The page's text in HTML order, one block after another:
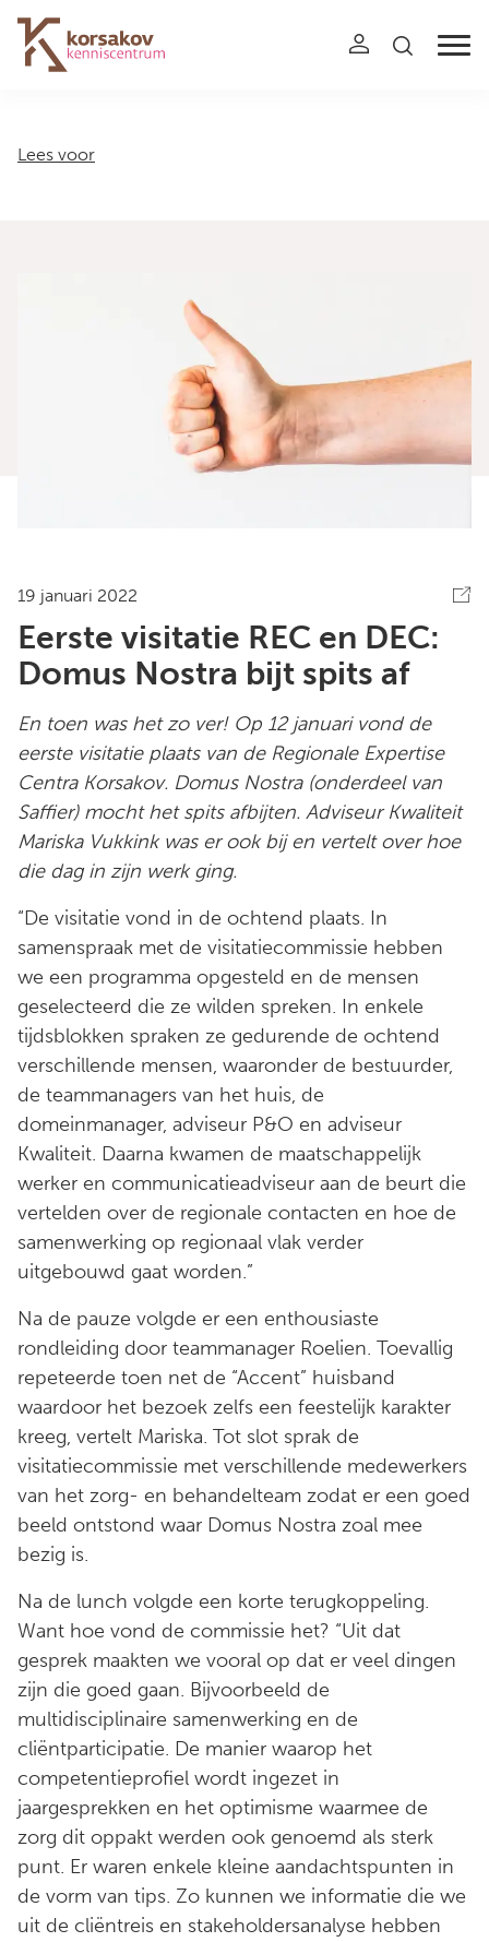
Navigation
Lees voor
19 januari 2022
Eerste visitatie REC en DEC:
Domus Nostra bijt spits af
En toen was het zo ver! Op 12 januari vond de
eerste visitatie plaats van de Regionale Expertise
Centra Korsakov. Domus Nostra (onderdeel van
Saffier) mocht het spits afbijten. Adviseur Kwaliteit
Mariska Vukkink was er ook bij en vertelt over hoe
die dag in zijn werk ging.
“De visitatie vond in de ochtend plaats. In
samenspraak met de visitatiecommissie hebben
we een programma opgesteld en de mensen
geselecteerd die ze wilden spreken. In enkele
tijdsblokken spraken ze gedurende de ochtend
verschillende mensen, waaronder de bestuurder,
de teammanagers van het huis, de
domeinmanager, adviseur P&O en adviseur
Kwaliteit. Daarna kwamen de maatschappelijk
werker en communicatieadviseur aan de beurt die
vertelden over de regionale contacten en hoe de
samenwerking op regionaal vlak verder
uitgebouwd gaat worden.”
Na de pauze volgde er een enthousiaste
rondleiding door teammanager Roelien. Toevallig
repeteerde toen net de “Accent” huisband
waardoor het bezoek zelfs een feestelijk karakter
kreeg, vertelt Mariska. Tot slot sprak de
visitatiecommissie met verschillende medewerkers
van het zorg- en behandelteam zodat er een goed
beeld ontstond waar Domus Nostra zoal mee
bezig is.
Na de lunch volgde een korte terugkoppeling.
Want hoe vond de commissie het? “Uit dat
gesprek maakten we vooral op dat er veel dingen
zijn die goed gaan. Bijvoorbeeld de
multidisciplinaire samenwerking en de
cliëntparticipatie. De manier waarop het
competentieprofiel wordt ingezet in
jaargesprekken en het optimisme waarmee de
zorg dit oppakt werden ook genoemd als sterk
punt. Er waren enkele kleine aandachtspunten in
de vorm van tips. Zo kunnen we informatie die we
uit de cliëntreis en stakeholdersanalyse hebben